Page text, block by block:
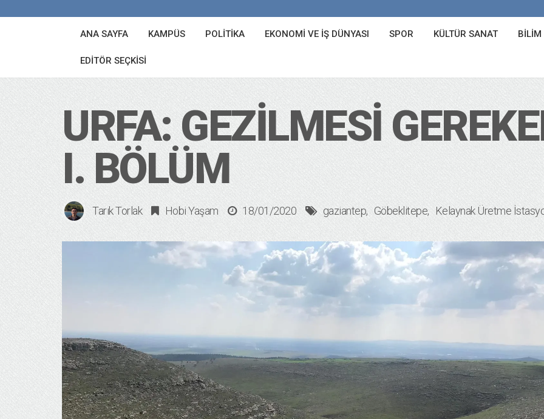
ANA SAYFA KAMPÜS POLITIKA EKONOMI VE İŞ DÜNYASI SPOR KÜLTÜR SANAT BILIM
EDITÖR SEÇKISI
URFA: GEZILMESI
I. BÖLÜM
Tarık Torlak Hobi Yaşam 18/01/2020 gaziantep Göbeklitepe Kelaynak Üretme